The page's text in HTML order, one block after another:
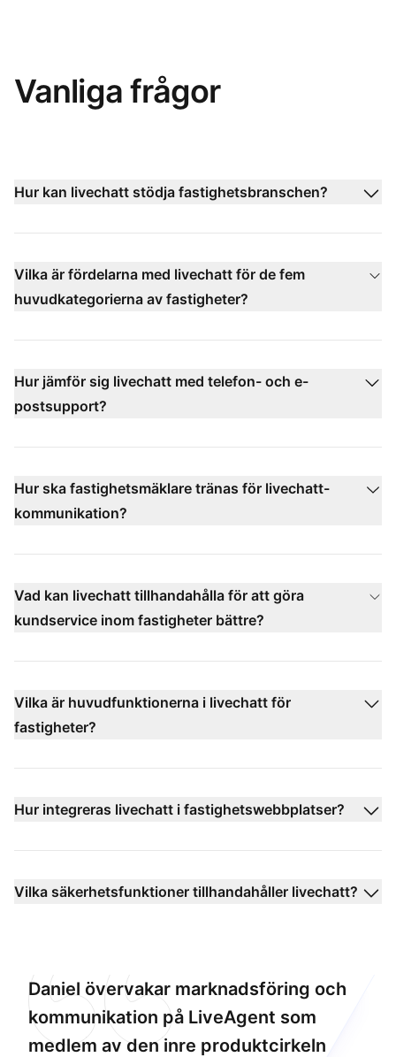
Vanliga frågor
Hur kan livechatt stödja fastighetsbranschen?
Vilka är fördelarna med livechatt för de fem
huvudkategorierna av fastigheter?
Hur jämför sig livechatt med telefon- och e-
postsupport?
Hur ska fastighetsmäklare tränas för livechatt-
kommunikation?
Vad kan livechatt tillhandahålla för att göra
kundservice inom fastigheter bättre?
Vilka är huvudfunktionerna i livechatt för
fastigheter?
Hur integreras livechatt i fastighetswebbplatser?
Vilka säkerhetsfunktioner tillhandahåller livechatt?
Daniel övervakar marknadsföring och
kommunikation på LiveAgent som
medlem av den inre produktcirkeln